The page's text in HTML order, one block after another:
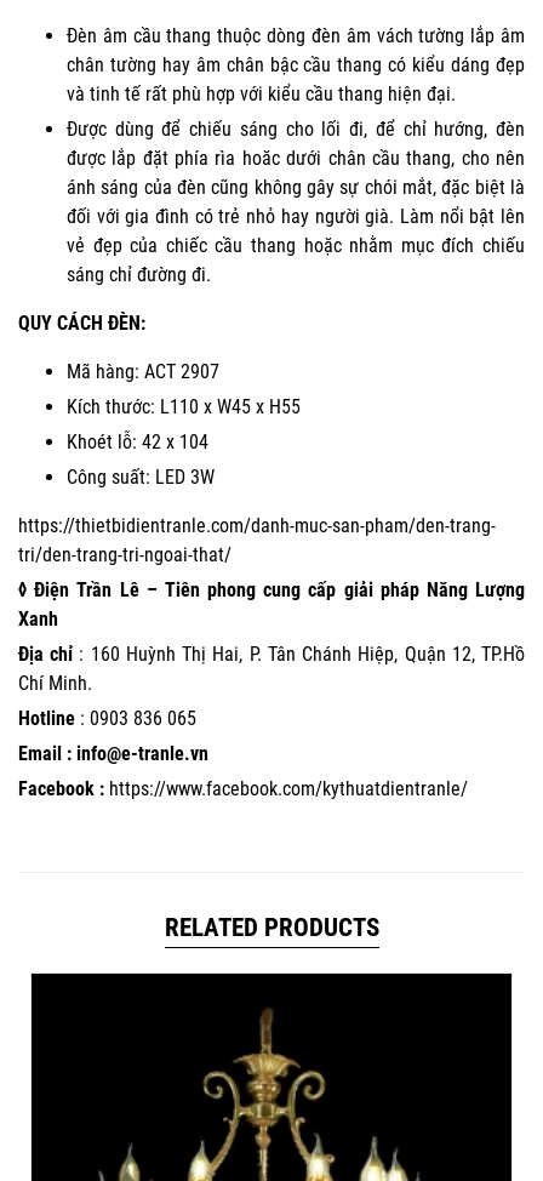
Đèn âm cầu thang thuộc dòng đèn âm vách tường lắp âm
chân tường hay âm chân bậc cầu thang có kiểu dáng đẹp
và tinh tế rất phù hợp với kiểu cầu thang hiện đại.
Được dùng để chiếu sáng cho lối đi, để chỉ hướng, đèn
được lắp đặt phía rìa hoăc dưới chân cầu thang, cho nên
ánh sáng của đèn cũng không gây sự chói mắt, đặc biệt là
đối với gia đình có trẻ nhỏ hay người già. Làm nổi bật lên
vẻ đẹp của chiếc cầu thang hoặc nhằm mục đích chiếu
sáng chỉ đường đi.
QUY CÁCH ĐÈN:
Mã hàng: ACT 2907
Kích thước: L110 x W45 x H55
Khoét lỗ: 42 x 104
Công suất: LED 3W
https://thietbidientranle.com/danh-muc-san-pham/den-trang-
tri/den-trang-tri-ngoai-that/
◊ Điện Trần Lê – Tiên phong cung cấp giải pháp Năng Lượng
Xanh
Địa chỉ : 160 Huỳnh Thị Hai, P. Tân Chánh Hiệp, Quận 12, TP.Hồ
Chí Minh.
Hotline : 0903 836 065
Email : info@e-tranle.vn
Facebook : https://www.facebook.com/kythuatdientranle/
RELATED PRODUCTS